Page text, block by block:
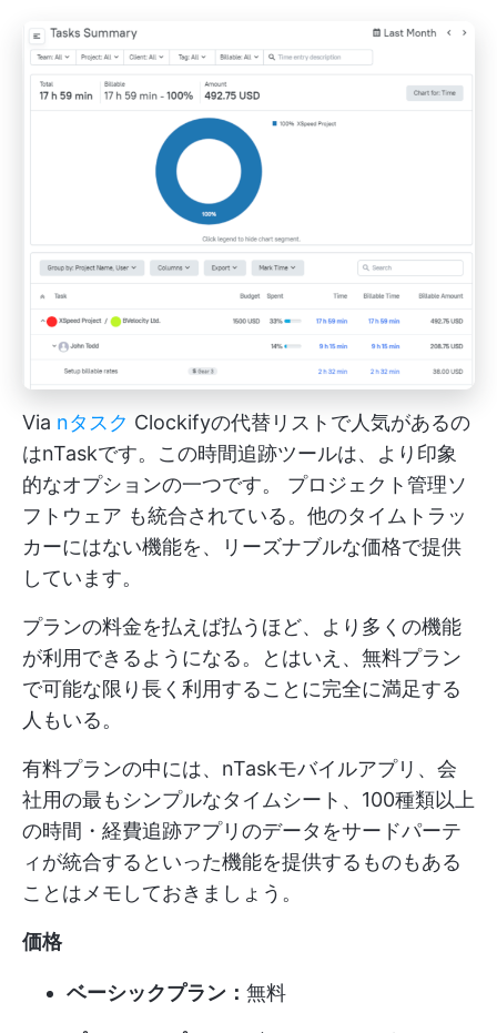
Via nタスク Clockifyの代替リストで人気があるの
はnTaskです。この時間追跡ツールは、より印象
的なオプションの一つです。 プロジェクト管理ソ
フトウェア も統合されている。他のタイムトラッ
カーにはない機能を、リーズナブルな価格で提供
しています。
プランの料金を払えば払うほど、より多くの機能
が利用できるようになる。とはいえ、無料プラン
で可能な限り長く利用することに完全に満足する
人もいる。
有料プランの中には、nTaskモバイルアプリ、会
社用の最もシンプルなタイムシート、100種類以上
の時間・経費追跡アプリのデータをサードパーテ
ィが統合するといった機能を提供するものもある
ことはメモしておきましょう。
価格
ベーシックプラン： 無料